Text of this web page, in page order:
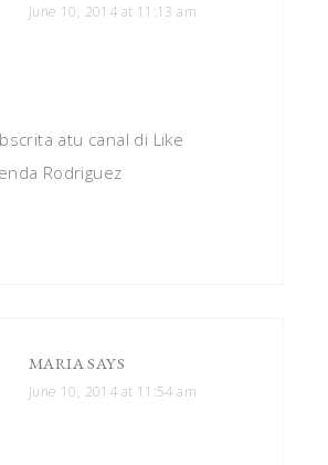
June 10, 2014 at 11:13 am
atu canal di Like
Rodriguez
MARIASAYS
June 10, 2014 at 11:54 am